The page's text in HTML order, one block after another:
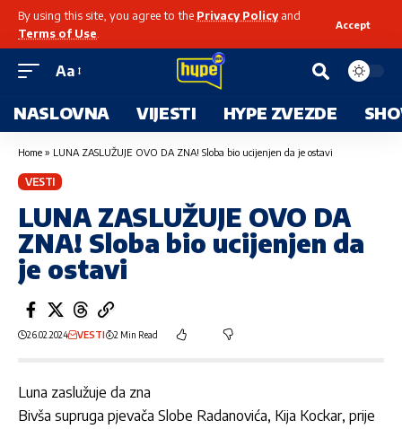
By using this site, you agree to the Privacy Policyand
Terms of Use
Accept
Aa
NASLOVNA VIJESTI HYPE ZVEZDE
Home » LUNA ZASLUŽUJE OVO DA ZNA! Sloba bio ucijenjen da je ostavi
VESTI
LUNA ZASLUŽUJE OVO DA
ZNA! Sloba bio ucijenjen da
je ostavi
26.02.2024 VESTI 2 Min Read
Luna zaslužuje da zna
Bivša supruga pjevača Slobe Radanovića, Kija Kockar, prije